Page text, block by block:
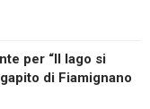
per “Il lago si
di Fiamignano